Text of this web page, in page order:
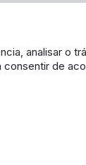
analisar o
de
DE A a
Estrada das
valores, o